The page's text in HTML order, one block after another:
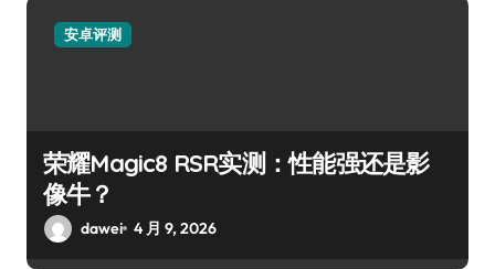
安卓评测
荣耀Magic8 RSR实测：性能强还是影
像牛？
dawei 4 月 9, 2026